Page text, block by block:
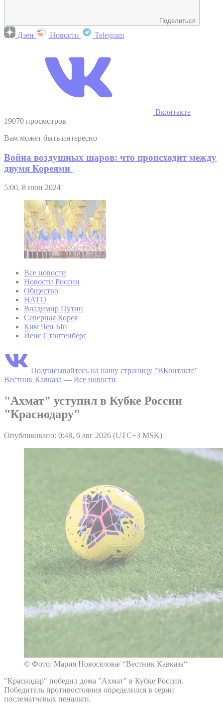
Поделиться
Дзен Новости Telegram
Вконтакте
19070 просмотров
Вам может быть интересно
Война воздушных шаров: что происходит между
двумя Кореями
5:00, 8 июн 2024
Все новости
Новости России
Общество
НАТО
Владимир Путин
Северная Корея
Ким Чен Ын
Йенс Столтенберг
Подписывайтесь на нашу страницу "ВКонтакте"
Вестник Кавказа — Все новости
"Ахмат" уступил в Кубке России
"Краснодару"
Опубликовано: 0:48, 6 авг 2026 (UTC+3 MSK)
© Фото: Мария Новоселова/ “Вестник Кавказа“
"Краснодар" победил дома "Ахмат" в Кубке России.
Победитель противостояния определился в серии
послематчевых пенальти.